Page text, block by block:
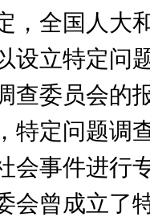
，全国人大
设立特定问
查委员会的
特定问题调
会事件进行
会曾成立了